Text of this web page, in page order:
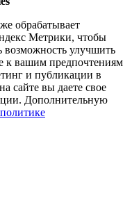
обрабатывает
Метрики, чтобы
возможность улучшить
к вашим предпочтениям
и публикации в
сайте вы даете свое
Дополнительную
политике